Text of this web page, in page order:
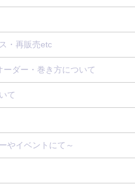
・再販売etc
ダー・巻き方について
て
やイベントにて～